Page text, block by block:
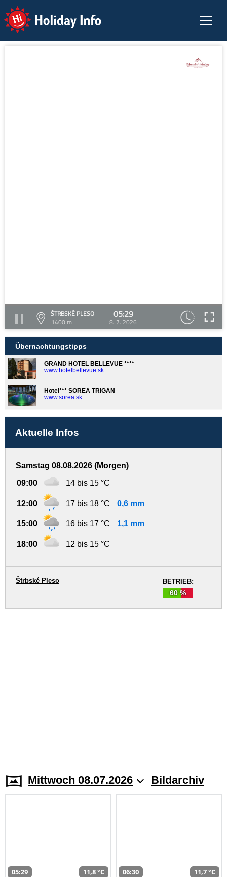
Holiday Info
ŠTRBSKÉ PLESO
1400 m
05:29
8. 7. 2026
Übernachtungstipps
GRAND HOTEL BELLEVUE ****
www.hotelbellevue.sk
Hotel*** SOREA TRIGAN
www.sorea.sk
Aktuelle Infos
Samstag 08.08.2026 (Morgen)
09:00 14 bis 15 °C
12:00 17 bis 18 °C 0,6 mm
15:00 16 bis 17 °C 1,1 mm
18:00 12 bis 15 °C
BETRIEB:
60 %
Štrbské Pleso
Mittwoch 08.07.2026 Bildarchiv
05:29 11,8 °C 06:30 11,7 °C